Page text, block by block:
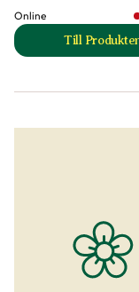
Online
Till
till